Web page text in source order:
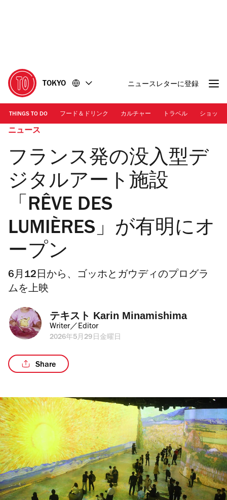
に
移
動
移
動
TOKYO ニュースレターに登録
THINGS TO DO フード＆ドリンク カルチャー トラベル ショッピ
ニュース
フランス発の没入型デ
ジタルアート施設
「RÊVE DES
LUMIÈRES」が有明にオ
ープン
6月12日から、ゴッホとガウディのプログラ
ムを上映
テキスト Karin Minamishima
Writer／Editor
2026年5月29日金曜日
Share